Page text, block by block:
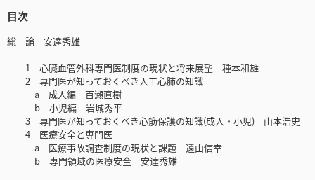
目次
総 論 安達秀雄
1 心臓血管外科専門医制度の現状と将来展望 種本和雄
2 専門医が知っておくべき人工心肺の知識
a 成人編 百瀬直樹
b 小児編 岩城秀平
3 専門医が知っておくべき心筋保護の知識(成人・小児) 山本浩史
4 医療安全と専門医
a 医療事故調査制度の現状と課題 遠山信幸
b 専門領域の医療安全 安達秀雄